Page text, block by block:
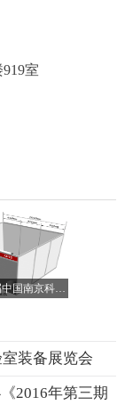
室
装备展览会
2016年第三期